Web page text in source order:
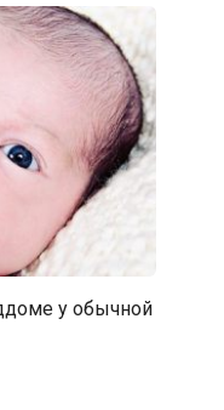
у обычной